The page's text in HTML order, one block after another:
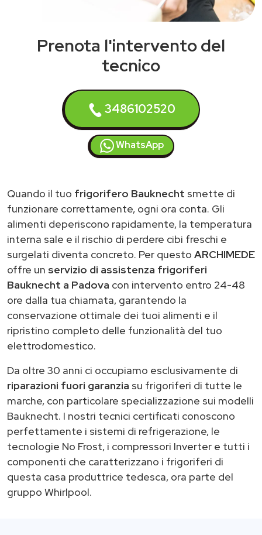
Prenota l'intervento del
tecnico
3486102520
WhatsApp
Quando il tuo frigorifero Bauknecht smette di
funzionare correttamente, ogni ora conta. Gli
alimenti deperiscono rapidamente, la temperatura
interna sale e il rischio di perdere cibi freschi e
surgelati diventa concreto. Per questo ARCHIMEDE
offre un servizio di assistenza frigoriferi
Bauknecht a Padova con intervento entro 24-48
ore dalla tua chiamata, garantendo la
conservazione ottimale dei tuoi alimenti e il
ripristino completo delle funzionalità del tuo
elettrodomestico.
Da oltre 30 anni ci occupiamo esclusivamente di
riparazioni fuori garanzia su frigoriferi di tutte le
marche, con particolare specializzazione sui modelli
Bauknecht. I nostri tecnici certificati conoscono
perfettamente i sistemi di refrigerazione, le
tecnologie No Frost, i compressori Inverter e tutti i
componenti che caratterizzano i frigoriferi di
questa casa produttrice tedesca, ora parte del
gruppo Whirlpool.